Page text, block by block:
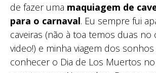
de fazer uma maquiagem de
para o carnaval. Eu sempre fui
caveiras (não à toa temos duas no
video!) e minha viagem dos
conhecer o Dia de Los Muertos